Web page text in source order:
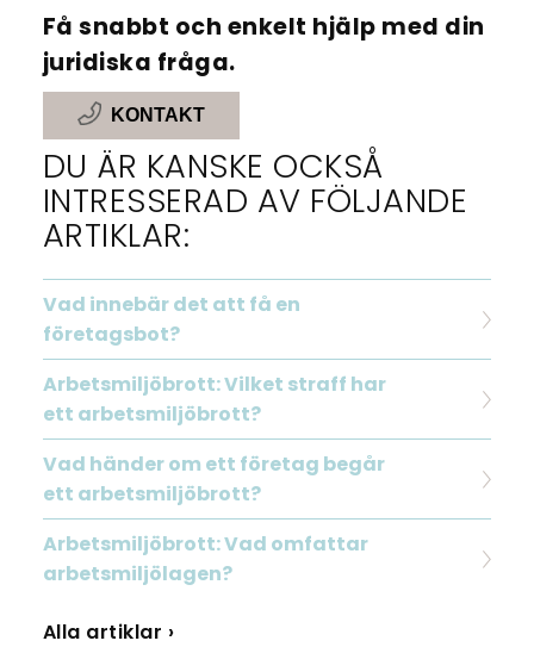
Få snabbt och enkelt hjälp med din
juridiska fråga.
KONTAKT
DU ÄR KANSKE OCKSÅ
INTRESSERAD AV FÖLJANDE
ARTIKLAR:
Vad innebär det att få en
företagsbot?
Arbetsmiljöbrott: Vilket straff har
ett arbetsmiljöbrott?
Vad händer om ett företag begår
ett arbetsmiljöbrott?
Arbetsmiljöbrott: Vad omfattar
arbetsmiljölagen?
Alla artiklar ›